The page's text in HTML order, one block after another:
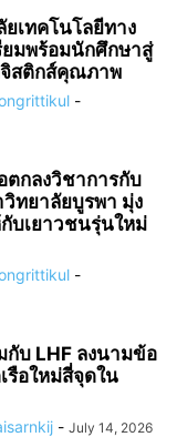
เทคโนโลยีทาง
ยมพร้อมนักศึกษาสู่
จิสติกส์คุณภาพ
-
ตกลงวิชาการกับ
ทยาลัยบูรพา มุ่ง
บเยาวชนรุ่นใหม่
-
กับ LHF ลงนามข้อ
อใหม่สี่จุดใน
- July 14, 2026